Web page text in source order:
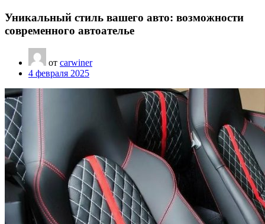
Уникальный стиль вашего авто: возможности
современного автоателье
от carwiner
4 февраля 2025